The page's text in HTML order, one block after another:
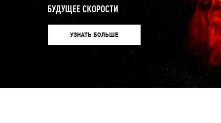
БУДУЩЕЕ СКОРОСТИ
УЗНАТЬ БОЛЬШЕ